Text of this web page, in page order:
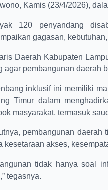
Kamis (23/4/2026),
120 penyandang
gagasan,
Daerah Kabupaten
agar pembangunan daerah
inklusif ini memiliki
Timur dalam
masyarakat, termasuk
pembangunan daerah
kesetaraan akses,
tidak hanya soal
tegasnya.